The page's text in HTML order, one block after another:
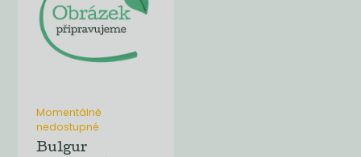
Momentálně
nedostupné
Bulgur